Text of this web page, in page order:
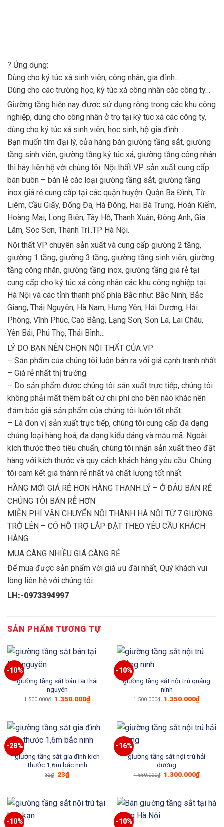
? Ứng dụng:
Dùng cho ký túc xá sinh viên, công nhân, gia đình…
Dùng cho các trường học, ký túc xá công nhân các công ty…
Giường tầng hiện nay được sử dụng rộng trong các khu công
nghiệp, dùng cho công nhân ở trọ tại ký túc xá các công ty,
dùng cho ký túc xá sinh viên, học sinh, hộ gia đình…
Bạn muốn tìm đại lý, cửa hàng bán giường tầng sắt, giường
tầng sinh viên, giường tầng ký túc xá, giường tầng công nhân
thì hãy liên hệ với chúng tôi. Nội thất VP sản xuất cung cấp
bán buôn – bán lẻ các loại giường tầng sắt, giường tầng
inox giá rẻ cung cấp tại các quận huyện: Quận Ba Đình, Từ
Liêm, Cầu Giấy, Đống Đa, Hà Đông, Hai Bà Trưng, Hoàn Kiếm,
Hoàng Mai, Long Biên, Tây Hồ, Thanh Xuân, Đông Anh, Gia
Lâm, Sóc Sơn, Thanh Trì..TP Hà Nội.
Nội thất VP chuyên sản xuất và cung cấp giường 2 tầng,
giường 1 tầng, giường 3 tầng, giường tầng sinh viên, giường
tầng công nhân, giường tầng inox, giường tầng giá rẻ tại
cung cấp cho ký túc xá công nhân các khu công nghiệp tại
Hà Nội và các tỉnh thanh phố phía Bắc như: Bắc Ninh, Bắc
Giang, Thái Nguyên, Hà Nam, Hưng Yên, Hải Dương, Hải
Phòng, Vĩnh Phúc, Cao Bằng, Lạng Sơn, Sơn La, Lai Châu,
Yên Bái, Phú Thọ, Thái Bình…
LÝ DO BẠN NÊN CHỌN NỘI THẤT CỦA VP
– Sản phẩm của chúng tôi luôn bán ra với giá cạnh tranh nhất
– Giá rẻ nhất thị trường.
– Do sản phẩm được chúng tôi sản xuất trực tiếp, chúng tôi
không phải mất thêm bất cứ chi phí cho bên nào khác nên
đảm bảo giá sản phẩm của chúng tôi luôn tốt nhất.
– Là đơn vị sản xuất trực tiếp, chúng tôi cung cấp đa dạng
chủng loại hàng hoá, đa dạng kiểu dáng và mẫu mã. Ngoài
kích thước theo tiêu chuẩn, chúng tôi nhận sản xuất theo đặt
hàng với kích thước và quy cách khách hàng yêu cầu. Chúng
tôi cam kết giá thành rẻ nhất và chất lượng tốt nhất.
HÀNG MỚI GIÁ RẺ HƠN HÀNG THANH LÝ – Ở ĐÂU BÁN RẺ
CHÚNG TÔI BÁN RẺ HƠN
MIỄN PHÍ VẬN CHUYỂN NỘI THÀNH HÀ NỘI TỪ 7 GIƯỜNG
TRỞ LÊN – CÓ HỖ TRỢ LẮP ĐẶT THEO YÊU CẦU KHÁCH
HÀNG
MUA CÀNG NHIỀU GIÁ CÀNG RẺ
Để mua được sản phẩm với giá ưu đãi nhất, Quý khách vui
lòng liên hệ với chúng tôi:
LH:-0973394997
SẢN PHẨM TƯƠNG TỰ
-10%
giường tầng sắt bán tại thái
nguyên
1.500.000₫ Giá
1.350.000₫Giá
hiện
1.350.000₫.
-10%
giường tầng sắt nội trú quảng
ninh
1.500.000₫ Giá
1.350.000₫Giá
hiện
-28%
giường tầng sắt gia đình kích
thước 1,6m bắc ninh
32₫ Giá
gốc
23₫Giá
hiện
23₫.
-16%
giường tầng sắt nội trú hải
dương
1.550.000₫ Giá
1.300.000₫Giá
hiện
-10% -10%